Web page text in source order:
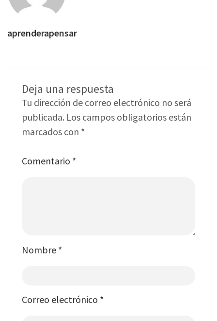
aprenderapensar
Deja una respuesta
Tu dirección de correo electrónico no será
publicada. Los campos obligatorios están
marcados con *
Comentario *
Nombre *
Correo electrónico *